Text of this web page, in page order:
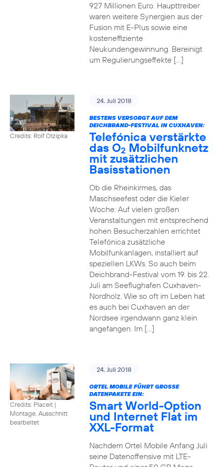
927 Millionen Euro. Haupttreiber
waren weitere Synergien aus der
Fusion mit E-Plus sowie eine
kosteneffiziente
Neukundengewinnung. Bereinigt
um Regulierungseffekte […]
Credits: Rolf Otzipka
24. Juli 2018
BESTENS VERSORGT AUF DEM
DEICHBRAND-FESTIVAL IN CUXHAVEN:
Telefónica verstärkte
das O2 Mobilfunknetz
mit zusätzlichen
Basisstationen
Ob die Rheinkirmes, das
Maschseefest oder die Kieler
Woche: Auf vielen großen
Veranstaltungen mit entsprechend
hohen Besucherzahlen errichtet
Telefónica zusätzliche
Mobilfunkanlagen, installiert auf
speziellen LKWs. So auch beim
Deichbrand-Festival vom 19. bis 22.
Juli am Seeflughafen Cuxhaven-
Nordholz. Wie so oft im Leben hat
es auch bei Cuxhaven an der
Nordsee irgendwann ganz klein
angefangen. Im […]
Credits: Placeit |
Montage, Ausschnitt
bearbeitet
24. Juli 2018
ORTEL MOBILE FÜHRT GROSSE D
ATENPAKETE EIN:
Smart World-Option
und Internet Flat im
XXL-Format
Nachdem Ortel Mobile Anfang Juli
seine Datenoffensive mit LTE-